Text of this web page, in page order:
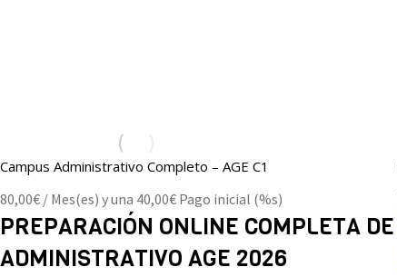
Campus Administrativo Completo – AGE C1
80,00€ / Mes(es) y una 40,00€ Pago inicial (%s)
PREPARACIÓN ONLINE COMPLETA DE
ADMINISTRATIVO AGE 2026